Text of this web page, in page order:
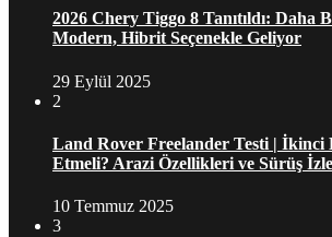
2026 Chery Tiggo 8 Tanıtıldı: Daha
Modern, Hibrit Seçenekle Geliyor
29 Eylül 2025
2
Land Rover Freelander Testi | İkinci
Etmeli? Arazi Özellikleri ve Sürüş
10 Temmuz 2025
3